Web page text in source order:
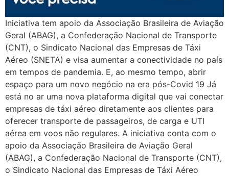
Iniciativa tem apoio da Associação Brasileira de Aviação
Geral (ABAG), a Confederação Nacional de Transporte
(CNT), o Sindicato Nacional das Empresas de Táxi
Aéreo (SNETA) e visa aumentar a conectividade no país
em tempos de pandemia. E, ao mesmo tempo, abrir
espaço para um novo negócio na era pós-Covid 19 Já
está no ar uma nova plataforma digital que vai conectar
empresas de táxi aéreo diretamente aos clientes para
oferecer transporte de passageiros, de carga e UTI
aérea em voos não regulares. A iniciativa conta com o
apoio da Associação Brasileira de Aviação Geral
(ABAG), a Confederação Nacional de Transporte (CNT),
o Sindicato Nacional das Empresas de Táxi Aéreo